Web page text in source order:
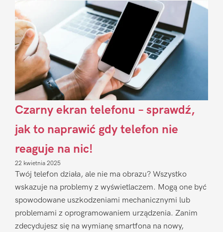
Czarny ekran telefonu – sprawdź,
jak to naprawić gdy telefon nie
reaguje na nic!
22 kwietnia 2025
Twój telefon działa, ale nie ma obrazu? Wszystko
wskazuje na problemy z wyświetlaczem. Mogą one być
spowodowane uszkodzeniami mechanicznymi lub
problemami z oprogramowaniem urządzenia. Zanim
zdecydujesz się na wymianę smartfona na nowy,